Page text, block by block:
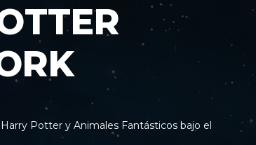
Potter y Animales Fantásticos bajo el